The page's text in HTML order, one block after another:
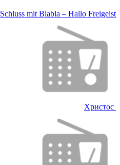
Schluss mit Blabla – Hallo Freigeist